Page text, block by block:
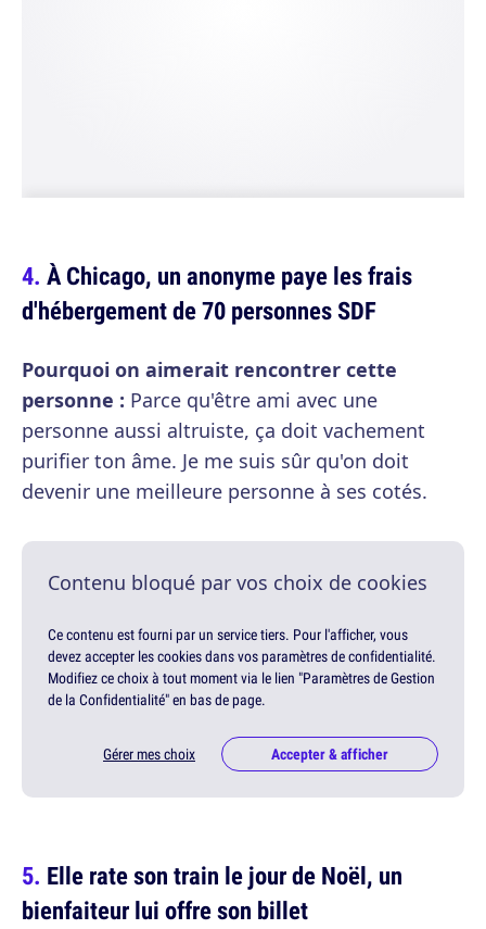
À Chicago, un anonyme paye les frais
d'hébergement de 70 personnes SDF
Pourquoi on aimerait rencontrer cette
personne : Parce qu'être ami avec une
personne aussi altruiste, ça doit vachement
purifier ton âme. Je me suis sûr qu'on doit
devenir une meilleure personne à ses cotés.
Contenu bloqué par vos choix de cookies
Ce contenu est fourni par un service tiers. Pour l'afficher, vous
devez accepter les cookies dans vos paramètres de confidentialité.
Modifiez ce choix à tout moment via le lien "Paramètres de Gestion
de la Confidentialité" en bas de page.
Gérer mes choix Accepter & afficher
Elle rate son train le jour de Noël, un
bienfaiteur lui offre son billet